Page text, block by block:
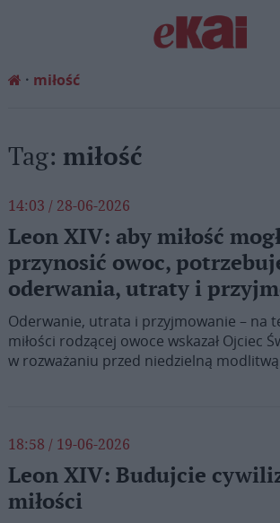
miłość
Tag: miłość
14:03 / 28-06-2026
Leon XIV: aby miłość
przynosić owoc,
oderwania, utraty i
Oderwanie, utrata i przyjmowanie – na
miłości rodzącej owoce wskazał Ojciec
w rozważaniu przed niedzielną modlitwą
18:58 / 19-06-2026
Leon XIV: Budujcie
miłości